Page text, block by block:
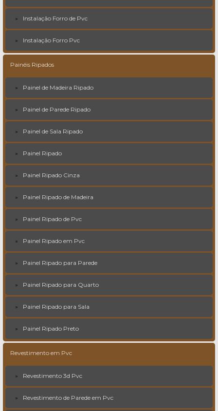
Instalação Forro de Pvc
Instalação Forro Pvc
Painéis Ripados
Painel de Madeira Ripado
Painel de Parede Ripado
Painel de Sala Ripado
Painel Ripado
Painel Ripado Cinza
Painel Ripado de Madeira
Painel Ripado de Pvc
Painel Ripado em Pvc
Painel Ripado para Parede
Painel Ripado para Quarto
Painel Ripado para Sala
Painel Ripado Preto
Revestimento em Pvc
Revestimento 3d Pvc
Revestimento de Parede em Pvc